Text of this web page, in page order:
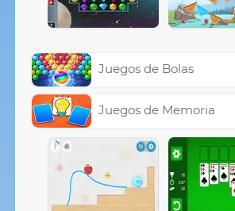
Juegos de Bolas
Juegos de Memoria